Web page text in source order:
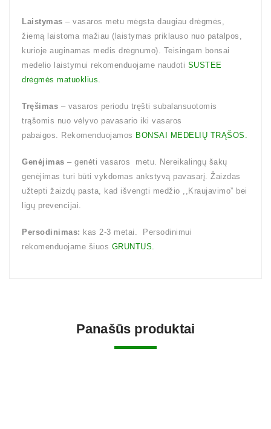
Laistymas – vasaros metu mėgsta daugiau drėgmės,
žiemą laistoma mažiau (laistymas priklauso nuo patalpos,
kurioje auginamas medis drėgnumo). Teisingam bonsai
medelio laistymui rekomenduojame naudoti SUSTEE
drėgmės matuoklius.
Tręšimas – vasaros periodu tręšti subalansuotomis
trąšomis nuo vėlyvo pavasario iki vasaros
pabaigos. Rekomenduojamos BONSAI MEDELIŲ TRĄŠOS.
Genėjimas – genėti vasaros metu. Nereikalingų šakų
genėjimas turi būti vykdomas ankstyvą pavasarį. Žaizdas
užtepti žaizdų pasta, kad išvengti medžio ,,Kraujavimo” bei
ligų prevencijai.
Persodinimas: kas 2-3 metai. Persodinimui
rekomenduojame šiuos GRUNTUS.
Panašūs produktai